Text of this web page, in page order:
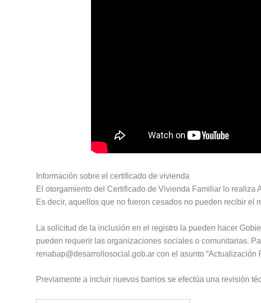
Información sobre el certificado de vivienda
El otorgamiento del Certificado de Vivienda Familiar lo realiza
Es decir, aquellos que no fueron cesados no pueden recibir el
La solicitud de la inclusión en el registro la pueden hacer
pueden requerir las organizaciones sociales o comunitarias.
renabap@desarrollosocial.gob.ar con el asunto “Actualización
Previamente a incluir nuevos barrios se efectúa una revisión